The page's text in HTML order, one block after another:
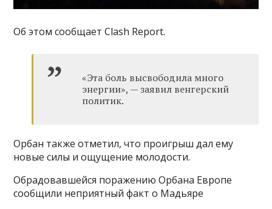
Об этом сообщает Clash Report.
«Эта боль высвободила много
энергии», — заявил венгерский
политик.
Орбан также отметил, что проигрыш дал ему
новые силы и ощущение молодости.
Обрадовавшейся поражению Орбана Европе
сообщили неприятный факт о Мадьяре